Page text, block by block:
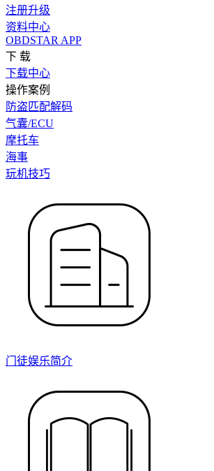
注册升级
资料中心
OBDSTAR APP
下 载
下载中心
操作案例
防盗匹配解码
气囊/ECU
摩托车
海事
玩机技巧
门徒娱乐简介